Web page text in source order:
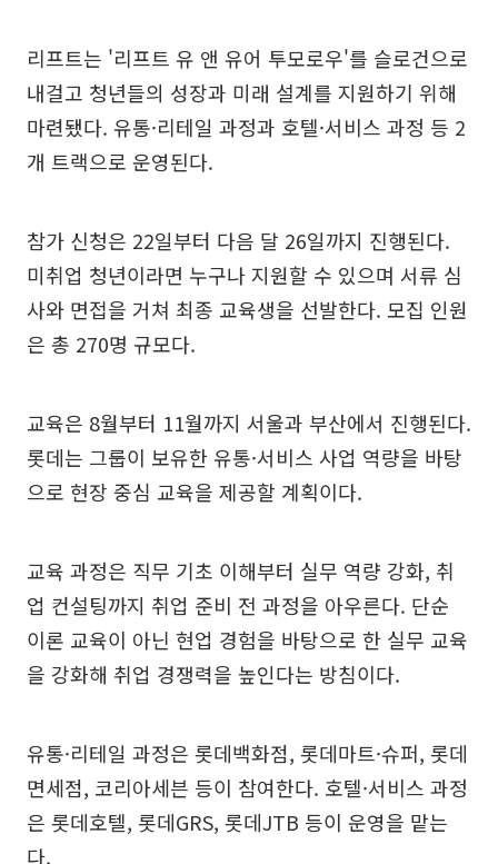
리프트는 '리프트 유 앤 유어 투모로우'를 슬로건으로
내걸고 청년들의 성장과 미래 설계를 지원하기 위해
마련됐다. 유통·리테일 과정과 호텔·서비스 과정 등 2
개 트랙으로 운영된다.
참가 신청은 22일부터 다음 달 26일까지 진행된다.
미취업 청년이라면 누구나 지원할 수 있으며 서류 심
사와 면접을 거쳐 최종 교육생을 선발한다. 모집 인원
은 총 270명 규모다.
교육은 8월부터 11월까지 서울과 부산에서 진행된다.
롯데는 그룹이 보유한 유통·서비스 사업 역량을 바탕
으로 현장 중심 교육을 제공할 계획이다.
교육 과정은 직무 기초 이해부터 실무 역량 강화, 취
업 컨설팅까지 취업 준비 전 과정을 아우른다. 단순
이론 교육이 아닌 현업 경험을 바탕으로 한 실무 교육
을 강화해 취업 경쟁력을 높인다는 방침이다.
유통·리테일 과정은 롯데백화점, 롯데마트·슈퍼, 롯데
면세점, 코리아세븐 등이 참여한다. 호텔·서비스 과정
은 롯데호텔, 롯데GRS, 롯데JTB 등이 운영을 맡는
다.